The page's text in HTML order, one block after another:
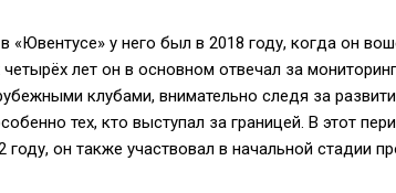
«Ювентусе» у него был в 2018 году, когда он
лет он в основном отвечал за
клубами, внимательно следя за
тех, кто выступал за границей. В этот
году, он также участвовал в начальной стадии